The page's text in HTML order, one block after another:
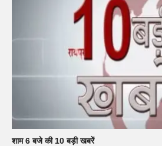
शाम 6 बजे की 10 बड़ी खबरें